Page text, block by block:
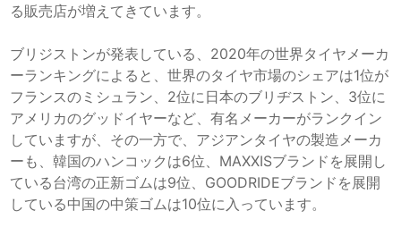
る販売店が増えてきています。
ブリジストンが発表している、2020年の世界タイヤメーカ
ーランキングによると、世界のタイヤ市場のシェアは1位が
フランスのミシュラン、2位に日本のブリヂストン、3位に
アメリカのグッドイヤーなど、有名メーカーがランクイン
していますが、その一方で、アジアンタイヤの製造メーカ
ーも、韓国のハンコックは6位、MAXXISブランドを展開し
ている台湾の正新ゴムは9位、GOODRIDEブランドを展開
している中国の中策ゴムは10位に入っています。